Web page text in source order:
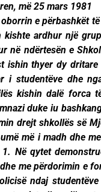
më 25 mars 1981
e përbashkët
kishte ardhur një
në ndërtesën e
ishin thyer dy dritare
i studentëve dhe
kishin dalë forca
duke iu
drejt shkollës së
më i madh dhe
Në qytet
me përdorimin e
ndaj